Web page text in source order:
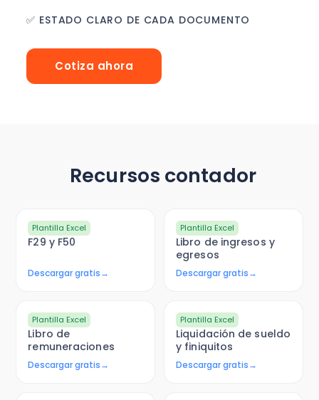
✅ ESTADO CLARO DE CADA DOCUMENTO
Cotiza ahora
Recursos contador
Plantilla Excel
F29 y F50
Descargar gratis→
Plantilla Excel
Libro de ingresos y
egresos
Descargar gratis→
Plantilla Excel
Libro de
remuneraciones
Descargar gratis→
Plantilla Excel
Liquidación de sueldo
y finiquitos
Descargar gratis→